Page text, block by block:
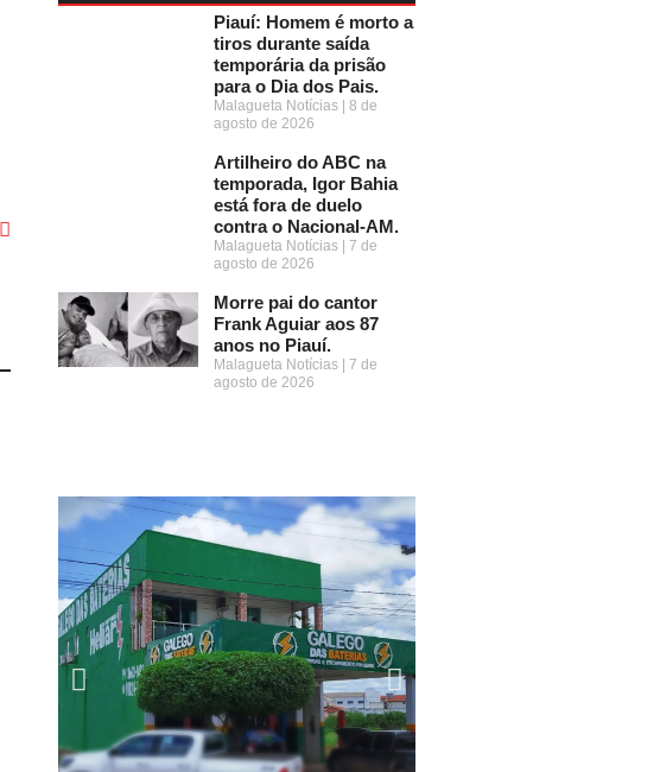
Piauí: Homem é morto a
tiros durante saída
temporária da prisão
para o Dia dos Pais.
Malagueta Notícias
8 de
agosto de 2026
Artilheiro do ABC na
temporada, Igor Bahia
está fora de duelo
contra o Nacional-AM.
Malagueta Notícias
7 de
agosto de 2026
Morre pai do cantor
Frank Aguiar aos 87
anos no Piauí.
Malagueta Notícias
7 de
agosto de 2026